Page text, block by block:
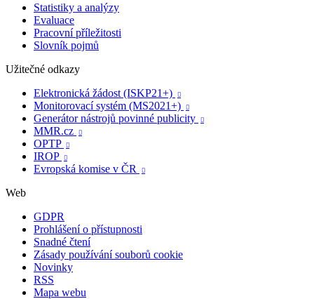
Statistiky a analýzy
Evaluace
Pracovní příležitosti
Slovník pojmů
Užitečné odkazy
Elektronická žádost (ISKP21+)

Monitorovací systém (MS2021+) 
Generátor nástrojů povinné publicity 
MMR.cz 
OPTP 
IROP 
Evropská komise v ČR 
Web
GDPR
Prohlášení o přístupnosti
Snadné čtení
Zásady používání souborů cookie
Novinky
RSS
Mapa webu